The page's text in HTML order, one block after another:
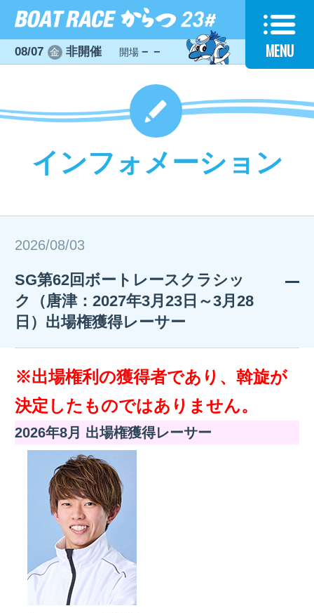
08/07 金 非開催 開場 －－ MENU
インフォメーション
2026/08/03
SG第62回ボートレースクラシッ
ク（唐津：2027年3月23日～3月28
日）出場権獲得レーサー
※出場権利の獲得者であり、斡旋が
決定したものではありません。
2026年8月 出場権獲得レーサー